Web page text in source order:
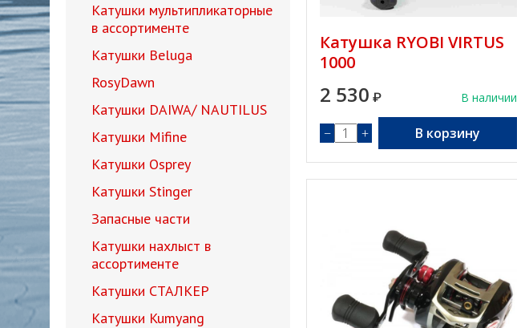
Катушки мультипликаторные
в ассортименте
Катушки Beluga
RosyDawn
Катушки DAIWA/ NAUTILUS
Катушки Mifine
Катушки Osprey
Катушки Stinger
Запасные части
Катушки нахлыст в
ассортименте
Катушки СТАЛКЕР
Катушки Kumyang
Катушка RYOBI VIRTUS
1000
2 530 ₽ В наличии
− + В корзину